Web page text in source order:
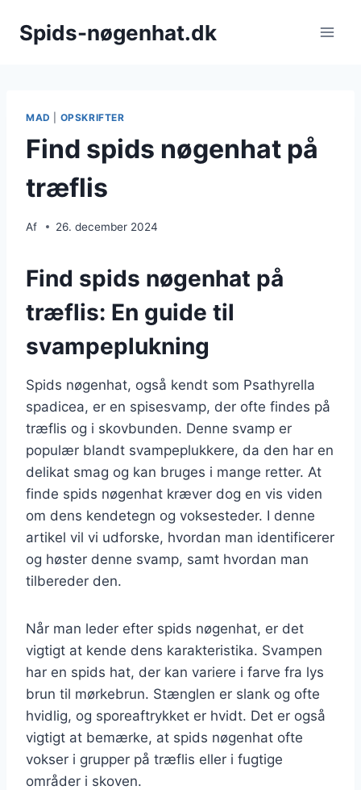
Spids-nøgenhat.dk
MAD OPSKRIFTER
Find spids nøgenhat på
træflis
Af 26. december 2024
Find spids nøgenhat på
træflis: En guide til
svampeplukning
Spids nøgenhat, også kendt som Psathyrella
spadicea, er en spisesvamp, der ofte findes på
træflis og i skovbunden. Denne svamp er
populær blandt svampeplukkere, da den har en
delikat smag og kan bruges i mange retter. At
finde spids nøgenhat kræver dog en vis viden
om dens kendetegn og voksesteder. I denne
artikel vil vi udforske, hvordan man identificerer
og høster denne svamp, samt hvordan man
tilbereder den.
Når man leder efter spids nøgenhat, er det
vigtigt at kende dens karakteristika. Svampen
har en spids hat, der kan variere i farve fra lys
brun til mørkebrun. Stænglen er slank og ofte
hvidlig, og sporeaftrykket er hvidt. Det er også
vigtigt at bemærke, at spids nøgenhat ofte
vokser i grupper på træflis eller i fugtige
områder i skoven.